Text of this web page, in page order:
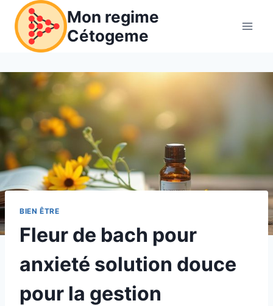
Aller
contenu
Mon regime
Cétogeme
BIEN ÊTRE
Fleur de bach pour
anxieté solution douce
pour la gestion